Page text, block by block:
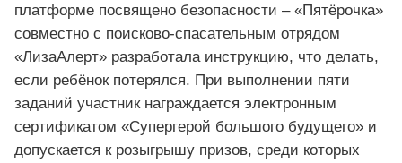
платформе посвящено безопасности – «Пятёрочка»
совместно с поисково-спасательным отрядом
«ЛизаАлерт» разработала инструкцию, что делать,
если ребёнок потерялся. При выполнении пяти
заданий участник награждается электронным
сертификатом «Супергерой большого будущего» и
допускается к розыгрышу призов, среди которых